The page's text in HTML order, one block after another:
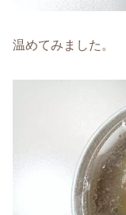
温めてみました。